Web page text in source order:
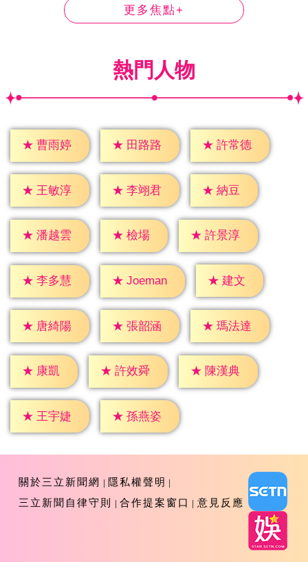
更多焦點+
熱門人物
★ 曹雨婷 ★ 田路路 ★ 許常德
★ 王敏淳 ★ 李翊君 ★ 納豆
★ 潘越雲 ★ 檢場 ★ 許景淳
★ 李多慧 ★ Joeman ★ 建文
★ 唐綺陽 ★ 張韶涵 ★ 瑪法達
★ 康凱 ★ 許效舜 ★ 陳漢典
★ 王宇婕 ★ 孫燕姿
關於三立新聞網
隱私權聲明
三立新聞自律守則
合作提案窗口 意見反應